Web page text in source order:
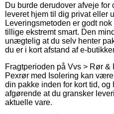
Du burde derudover afveje for
leveret hjem til dig privat eller
Leveringsmetoden er godt
tillige ekstremt smart. Den
unægtelig at du selv henter
du er i kort afstand af e-
Fragtperioden på Vvs > Rør
Pexrør med Isolering kan
din pakke inden for kort tid, og
afgørende at du gransker
aktuelle vare.